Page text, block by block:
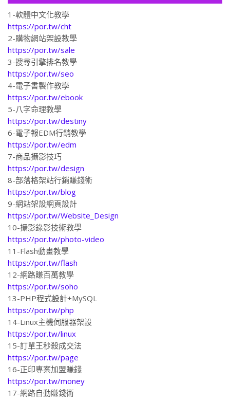
1-軟體中文化教學
https://por.tw/cht
2-購物網站架設教學
https://por.tw/sale
3-搜尋引擎排名教學
https://por.tw/seo
4-電子書製作教學
https://por.tw/ebook
5-八字命理教學
https://por.tw/destiny
6-電子報EDM行銷教學
https://por.tw/edm
7-商品攝影技巧
https://por.tw/design
8-部落格架站行銷賺錢術
https://por.tw/blog
9-網站架設網頁設計
https://por.tw/Website_Design
10-攝影錄影技術教學
https://por.tw/photo-video
11-Flash動畫教學
https://por.tw/flash
12-網路賺百萬教學
https://por.tw/soho
13-PHP程式設計+MySQL
https://por.tw/php
14-Linux主機伺服器架設
https://por.tw/linux
15-訂單王秒殺成交法
https://por.tw/page
16-正印專案加盟賺錢
https://por.tw/money
17-網路自動賺錢術
https://por.tw/Rich